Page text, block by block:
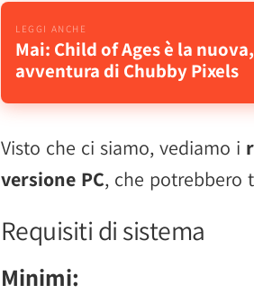
Mai: Child of Ages è la
avventura di Chubby Pixels
Visto che ci siamo, vediamo i
versione PC, che potrebbero
Requisiti di sistema
Minimi: